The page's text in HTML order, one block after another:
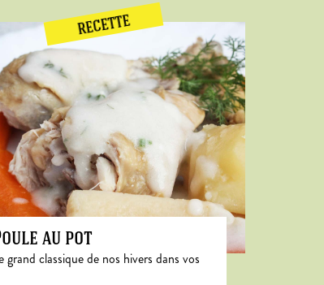
RECETTE
au pot
grand classique de nos hivers dans vos